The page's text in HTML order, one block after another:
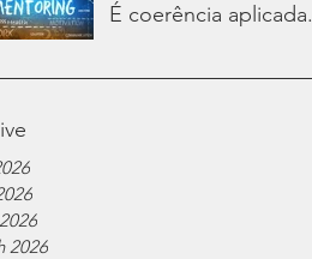
É coerência aplicada.
2026